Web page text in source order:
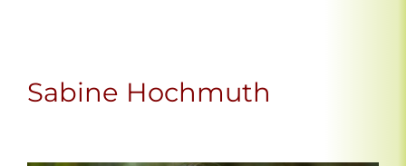
Sabine Hochmuth